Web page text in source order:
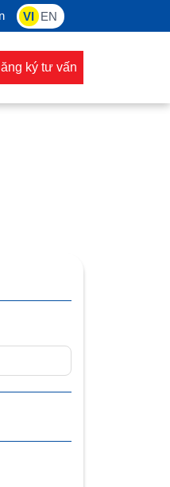
VI EN
ký tư vấn